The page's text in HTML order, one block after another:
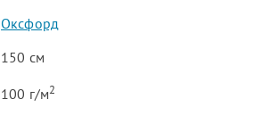
Оксфорд
150 см
100 г/м2